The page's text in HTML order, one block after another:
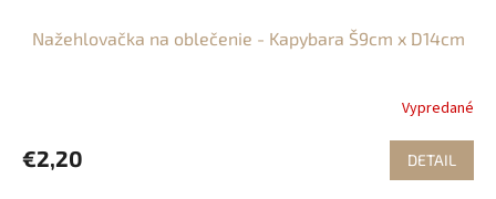
Nažehlovačka na oblečenie - Kapybara Š9cm x D14cm
Vypredané
€2,20 DETAIL